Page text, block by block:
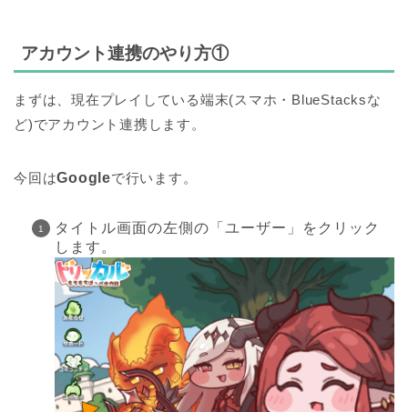
アカウント連携のやり方①
まずは、現在プレイしている端末(スマホ・BlueStacksな
ど)でアカウント連携します。
今回はGoogleで行います。
タイトル画面の左側の「ユーザー」をクリック
します。